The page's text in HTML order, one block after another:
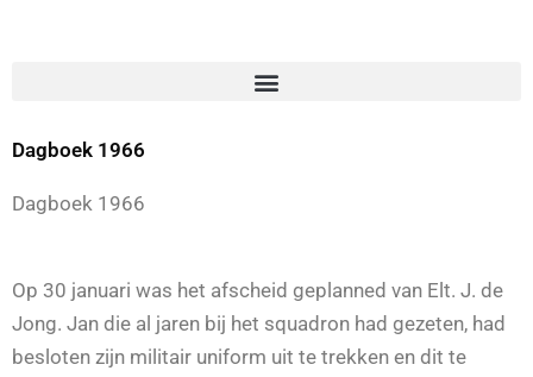
Dagboek 1966
Dagboek 1966
Op 30 januari was het afscheid geplanned van Elt. J. de
Jong. Jan die al jaren bij het squadron had gezeten, had
besloten zijn militair uniform uit te trekken en dit te